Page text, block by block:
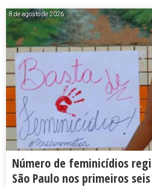
8 de agosto de 2026
Número de feminicídios
São Paulo nos primeiros